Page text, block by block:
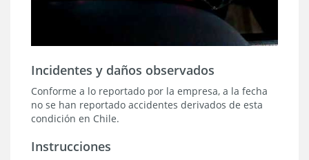
Incidentes y daños observados
Conforme a lo reportado por la empresa, a la fecha
no se han reportado accidentes derivados de esta
condición en Chile.
Instrucciones